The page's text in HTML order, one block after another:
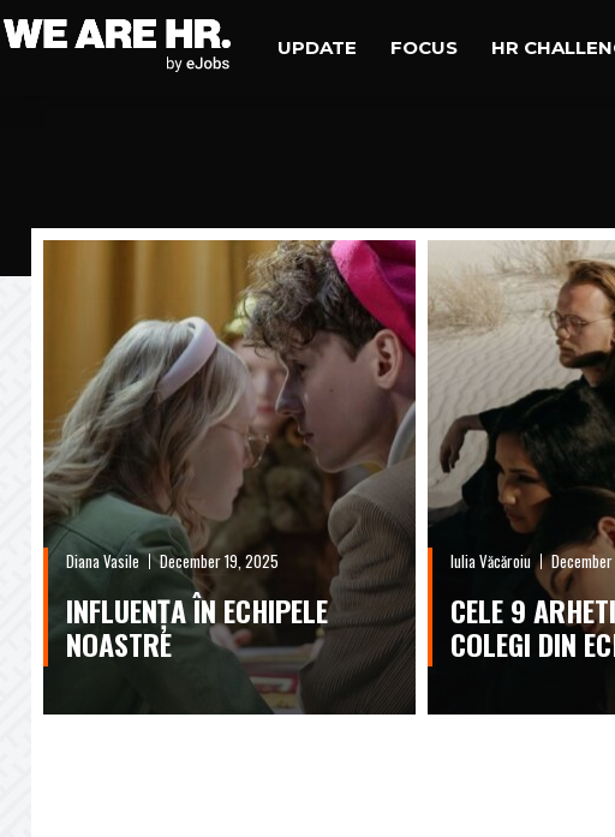
UPDATE FOCUS HR
Diana Vasile December 19, 2025
INFLUENȚA ÎN ECHIPELE
NOASTRE
Iulia Văcăroiu
CELE 9
COLEGI DIN